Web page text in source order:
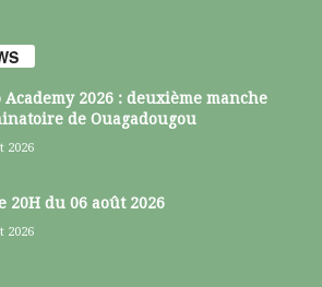
Academy 2026 : deuxième manche
de Ouagadougou
2026
20H du 06 août 2026
2026